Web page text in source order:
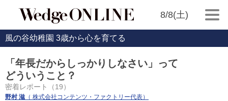
8/8(土)
風の谷幼稚園 3歳から心を育てる
「年長だからしっかりしなさい」って
どういうこと？
密着レポート（19）
野村 滋 （ 株式会社コンテンツ・ファクトリー代表）